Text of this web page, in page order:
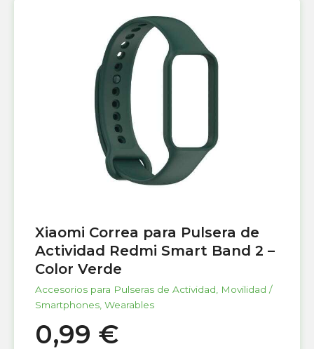
Xiaomi Correa para Pulsera de
Actividad Redmi Smart Band 2 –
Color Verde
Accesorios para Pulseras de Actividad, Movilidad /
Smartphones, Wearables
0,99 €